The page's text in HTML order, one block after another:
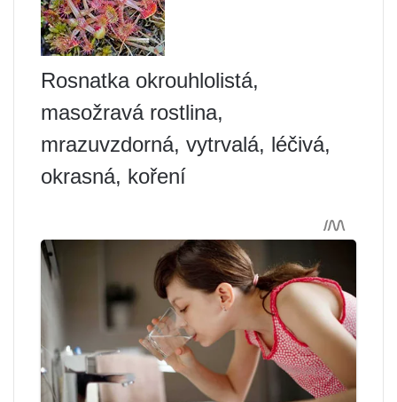
Rosnatka okrouhlolistá,
masožravá rostlina,
mrazuvzdorná, vytrvalá, léčivá,
okrasná, koření